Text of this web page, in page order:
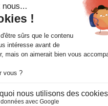
NOUS
21 Chemin de la Pyramide,